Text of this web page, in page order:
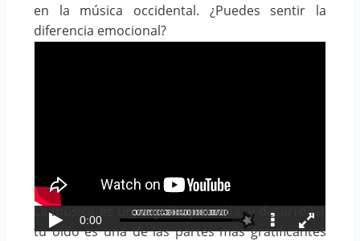
en la música occidental. ¿Puedes sentir la
diferencia emocional?
La música es un viaje de por vida, y desarrollar
tu oído es una de las partes más gratificantes